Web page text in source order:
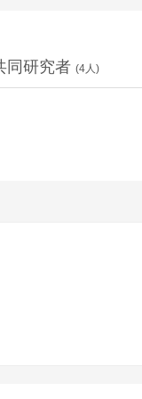
同研究者 (4人)